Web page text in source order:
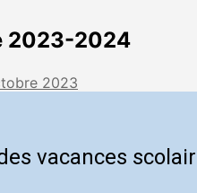
2023-2024
2023
vacances